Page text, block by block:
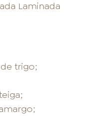
Laminada
trigo;